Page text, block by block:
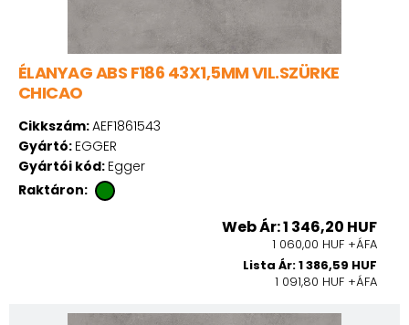
ÉLANYAG ABS F186 43X1,5MM VIL.SZÜRKE
CHICAO
Cikkszám:AEF1861543
Gyártó: EGGER
Gyártói kód: Egger
Raktáron:
Web Ár: 1 346,20 HUF
1 060,00 HUF +ÁFA
Lista Ár: 1 386,59 HUF
1 091,80 HUF +ÁFA